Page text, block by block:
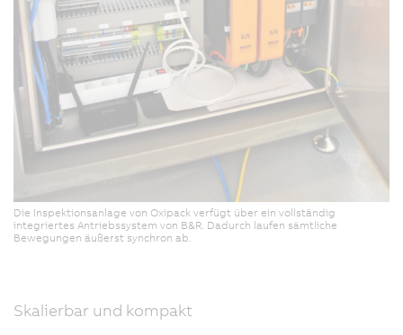
Die Inspektionsanlage von Oxipack verfügt über ein vollständig
integriertes Antriebssystem von B&R. Dadurch laufen sämtliche
Bewegungen äußerst synchron ab.
Skalierbar und kompakt